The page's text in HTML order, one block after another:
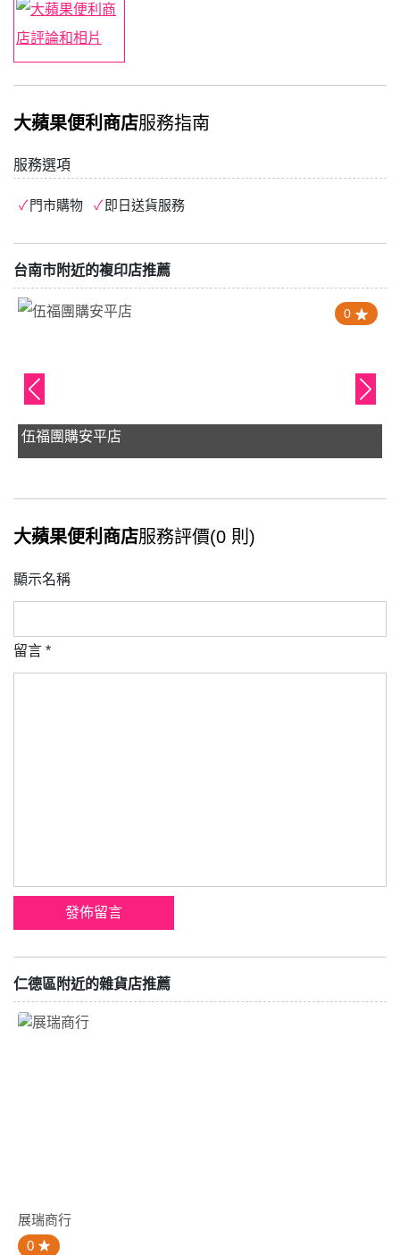
大蘋果便利商店服務指南
服務選項
門市購物 即日送貨服務
台南市附近的複印店推薦
0
伍福團購安平店
大蘋果便利商店服務評價(0 則)
顯示名稱
留言 *
仁德區附近的雜貨店推薦
展瑞商行
0